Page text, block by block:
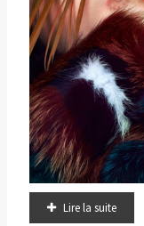
Lire la suite